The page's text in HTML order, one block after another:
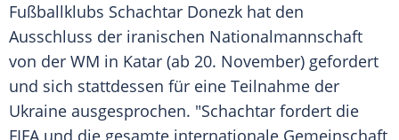
Fußballklubs Schachtar Donezk hat den
Ausschluss der iranischen Nationalmannschaft
von der WM in Katar (ab 20. November) gefordert
und sich stattdessen für eine Teilnahme der
Ukraine ausgesprochen. "Schachtar fordert die